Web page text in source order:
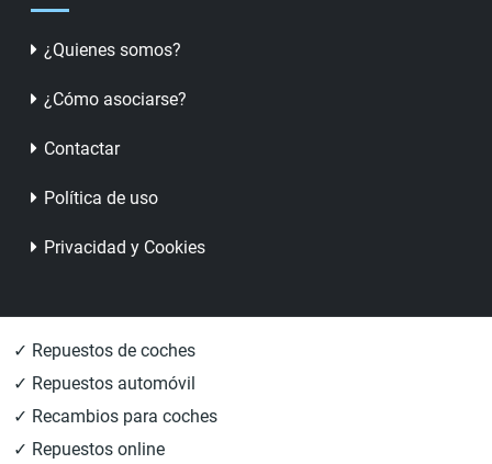
¿Quienes somos?
¿Cómo asociarse?
Contactar
Política de uso
Privacidad y Cookies
✓ Repuestos de coches
✓ Repuestos automóvil
✓ Recambios para coches
✓ Repuestos online